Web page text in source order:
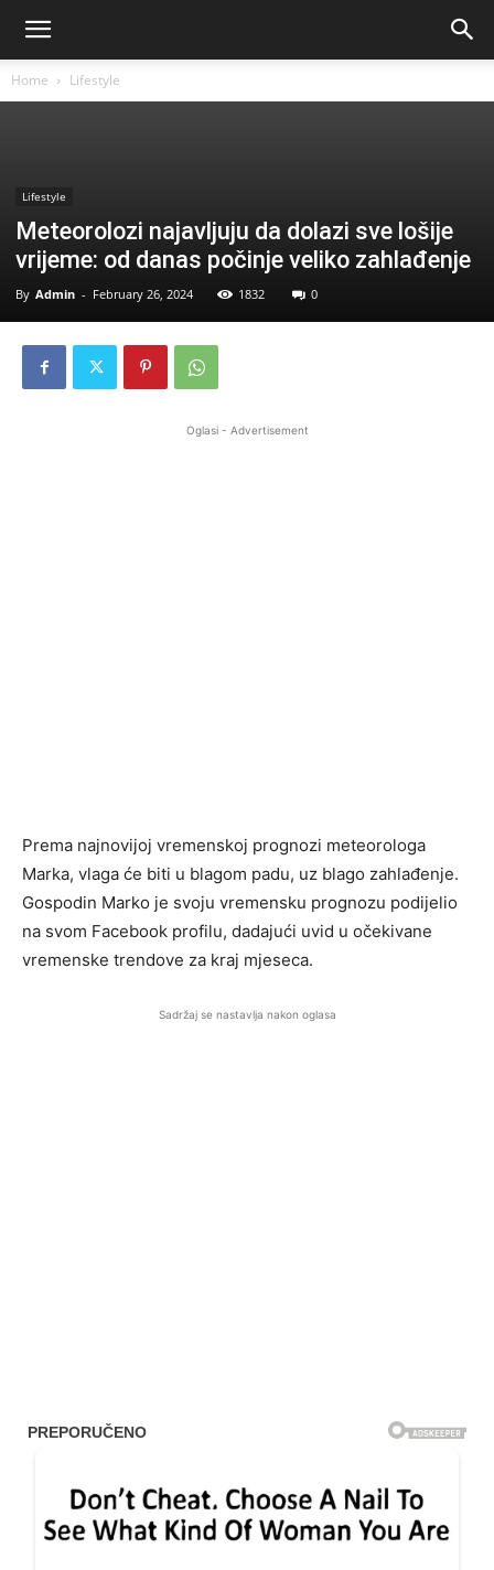
Home Lifestyle
Lifestyle
Meteorolozi najavljuju da dolazi sve lošije
vrijeme: od danas počinje veliko zahlađenje
By Admin - February 26, 2024 1832 0
Oglasi - Advertisement
Prema najnovijoj vremenskoj prognozi meteorologa
Marka, vlaga će biti u blagom padu, uz blago zahlađenje.
Gospodin Marko je svoju vremensku prognozu podijelio
na svom Facebook profilu, dadajući uvid u očekivane
vremenske trendove za kraj mjeseca.
Sadržaj se nastavlja nakon oglasa